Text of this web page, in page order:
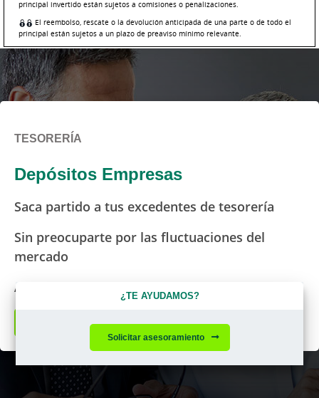
principal invertido están sujetos a comisiones o penalizaciones.
El reembolso, rescate o la devolución anticipada de una parte o de todo el
principal están sujetos a un plazo de preaviso mínimo relevante.
TESORERÍA
Depósitos Empresas
Saca partido a tus excedentes de tesorería
Sin preocuparte por las fluctuaciones del
mercado
Ajustado al plazo que tu empresa necesita.
Solicitar asesoramiento
¿TE AYUDAMOS?
Solicitar asesoramiento